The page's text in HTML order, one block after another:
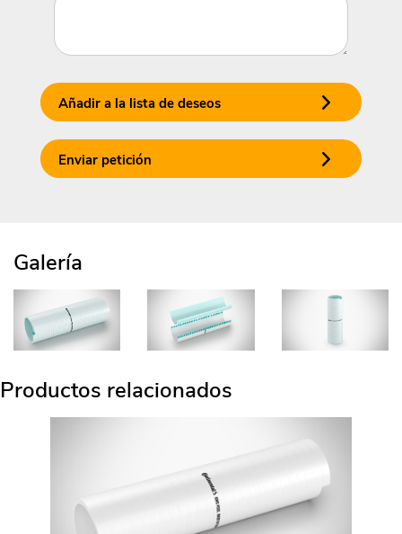
Añadir a la lista de deseos
Enviar petición
Galería
Productos relacionados